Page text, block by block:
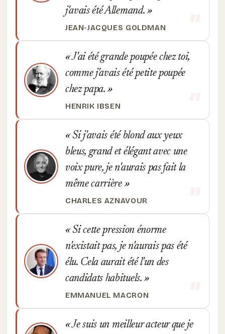
j'avais été Allemand.
JEAN-JACQUES GOLDMAN
J'ai été grande poupée chez toi,
comme j'avais été petite poupée
chez papa.
HENRIK IBSEN
Si j'avais été blond aux yeux
bleus, grand et élégant avec une
voix pure, je n'aurais pas fait la
même carrière
CHARLES AZNAVOUR
Si cette pression énorme
n'existait pas, je n'aurais pas été
élu. Cela aurait été l'un des
candidats habituels.
EMMANUEL MACRON
Je suis un meilleur acteur que je